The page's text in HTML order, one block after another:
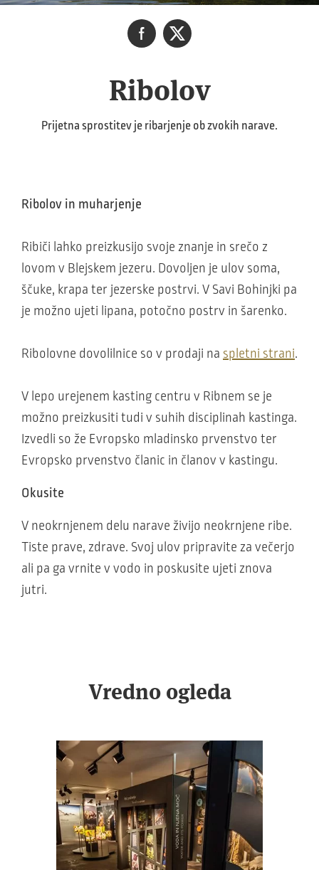
Ribolov
Prijetna sprostitev je ribarjenje ob zvokih narave.
Ribolov in muharjenje
Ribiči lahko preizkusijo svoje znanje in srečo z
lovom v Blejskem jezeru. Dovoljen je ulov soma,
ščuke, krapa ter jezerske postrvi. V Savi Bohinjki pa
je možno ujeti lipana, potočno postrv in šarenko.
Ribolovne dovolilnice so v prodaji na spletni strani.
V lepo urejenem kasting centru v Ribnem se je
možno preizkusiti tudi v suhih disciplinah kastinga.
Izvedli so že Evropsko mladinsko prvenstvo ter
Evropsko prvenstvo članic in članov v kastingu.
Okusite
V neokrnjenem delu narave živijo neokrnjene ribe.
Tiste prave, zdrave. Svoj ulov pripravite za večerjo
ali pa ga vrnite v vodo in poskusite ujeti znova
jutri.
Vredno ogleda